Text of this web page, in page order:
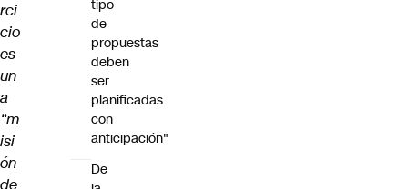
rci
cio
es
un
a
“m
isi
ón
de
tipo
de
propuestas
deben
ser
planificadas
con
anticipación"
De